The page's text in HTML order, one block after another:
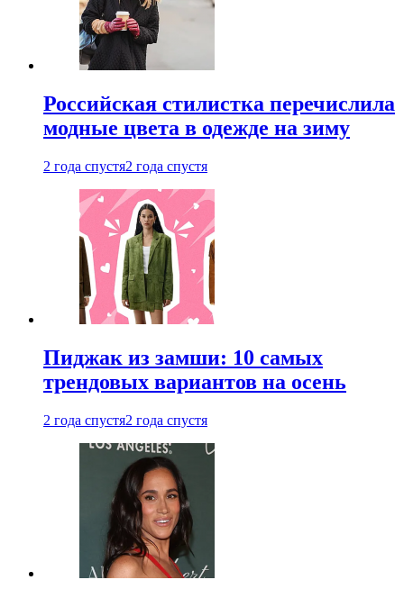
Российская стилистка перечислила
модные цвета в одежде на зиму
2 года спустя2 года спустя
Пиджак из замши: 10 самых
трендовых вариантов на осень
2 года спустя2 года спустя